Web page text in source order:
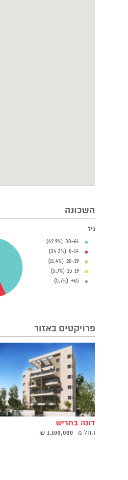
השכונה
גיל
30-64 (42.9%)
0-14 (34.3%)
20-29 (11.4%)
15-19 (5.7%)
65+ (5.7%)
פרויקטים באזור
דונה בחריש
החל ‫מ- 1,100,000
₪